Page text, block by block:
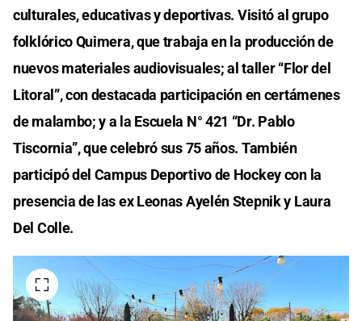
culturales, educativas y deportivas. Visitó al grupo
folklórico Quimera, que trabaja en la producción de
nuevos materiales audiovisuales; al taller “Flor del
Litoral”, con destacada participación en certámenes
de malambo; y a la Escuela N° 421 “Dr. Pablo
Tiscornia”, que celebró sus 75 años. También
participó del Campus Deportivo de Hockey con la
presencia de las ex Leonas Ayelén Stepnik y Laura
Del Colle.